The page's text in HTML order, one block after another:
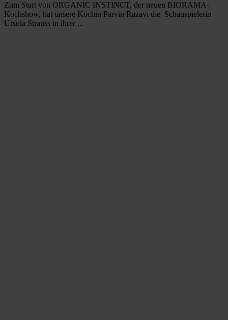
Zum Start von ORGANIC INSTINCT, der neuen BIORAMA-
Kochshow, hat unsere Köchin Parvin Razavi die Schauspielerin
Ursula Strauss in ihrer ...